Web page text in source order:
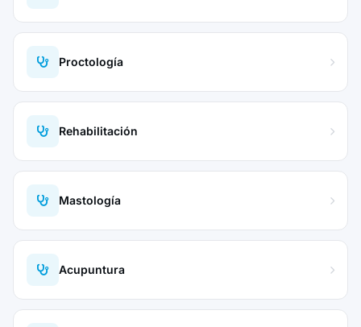
Proctología
Rehabilitación
Mastología
Acupuntura